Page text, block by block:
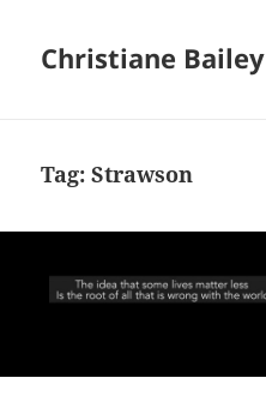
Christiane Bailey
Tag:Strawson